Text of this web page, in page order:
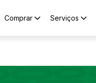
Comprar Serviços